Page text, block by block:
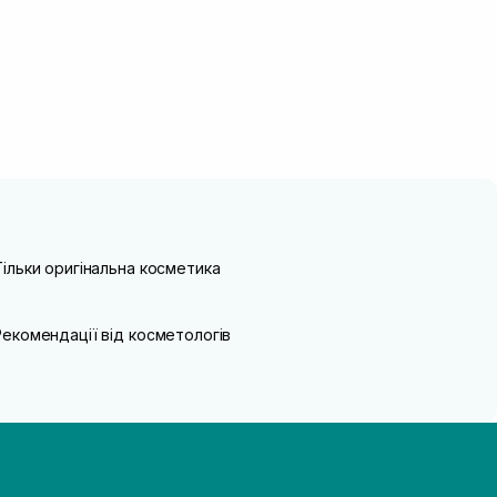
оригінальна косметика
від косметологів